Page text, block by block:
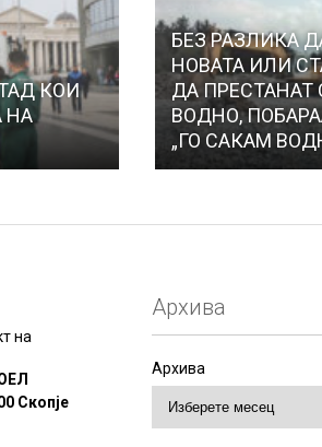
КОИ
НА
БЕЗ РАЗЛИКА
НОВАТА ИЛИ
ДА
ВОДНО,
„ГО САКАМ
на
Скопје
Архива
Архива